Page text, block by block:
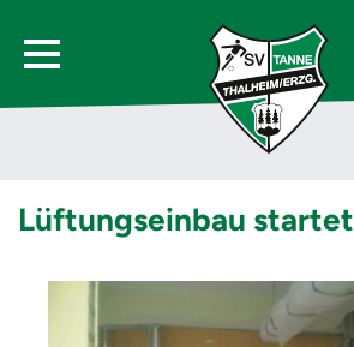
Lüftungseinbau startet